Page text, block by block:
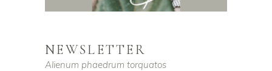
NEWSLETTER
Alienum phaedrum torquatos